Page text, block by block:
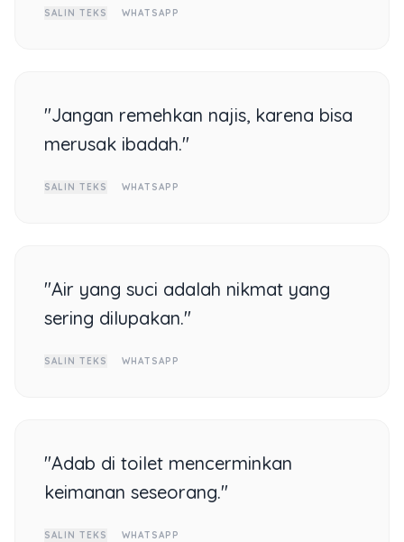
SALIN TEKS WHATSAPP
"Jangan remehkan najis, karena bisa
merusak ibadah."
SALIN TEKS WHATSAPP
"Air yang suci adalah nikmat yang
sering dilupakan."
SALIN TEKS WHATSAPP
"Adab di toilet mencerminkan
keimanan seseorang."
SALIN TEKS WHATSAPP